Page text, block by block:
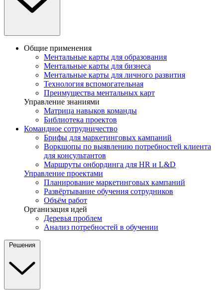
Общие применения
Ментальные карты для образования
Ментальные карты для бизнеса
Ментальные карты для личного развития
Технология вспомогательная
Преимущества ментальных карт
Управление знаниями
Матрица навыков команды
Библиотека проектов
Командное сотрудничество
Брифы для маркетинговых кампаний
Воркшопы по выявлению потребностей клиента
для консультантов
Маршруты онбординга для HR и L&D
Управление проектами
Планирование маркетинговых кампаний
Развёртывание обучения сотрудников
Объём работ
Организация идей
Деревья проблем
Анализ потребностей в обучении
Решения